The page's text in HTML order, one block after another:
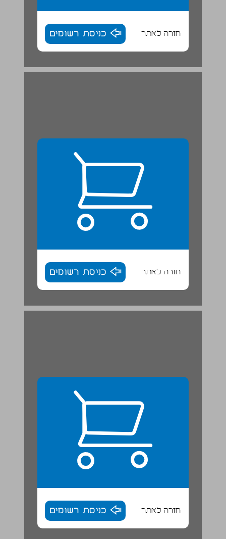
חזרה לאתר כניסת רשומים
חזרה לאתר כניסת רשומים
שז"ך והנצחת השואה במדינת ישראל הצעירה ... 27
חזרה לאתר כניסת רשומים